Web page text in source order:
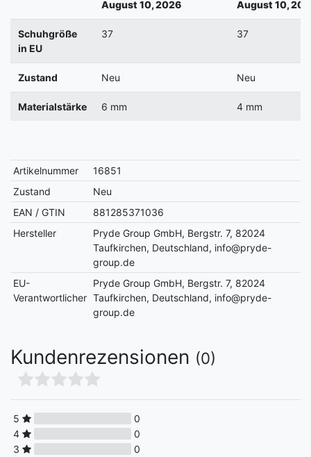
August 10, 2026 August 10,
Schuhgröße
in EU
37 37
Zustand Neu Neu
Materialstärke 6 mm 4 mm
Artikelnummer
16851
Zustand
Neu
EAN / GTIN
881285371036
Hersteller
Pryde Group GmbH, Bergstr. 7, 82024
Taufkirchen, Deutschland, info@pryde-
group.de
EU-
Verantwortlicher
Pryde Group GmbH, Bergstr. 7, 82024
Taufkirchen, Deutschland, info@pryde-
group.de
Kundenrezensionen (0)
5
0
4
0
3
0